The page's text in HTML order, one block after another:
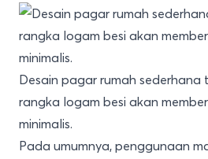
Desain pagar rumah
rangka logam besi akan
minimalis.
Pada umumnya, penggunaan